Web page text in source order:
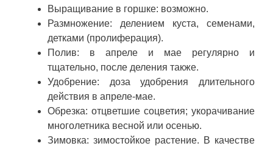
Выращивание в горшке: возможно.
Размножение: делением куста, семенами,
детками (пролиферация).
Полив: в апреле и мае регулярно и
тщательно, после деления также.
Удобрение: доза удобрения длительного
действия в апреле-мае.
Обрезка: отцветшие соцветия; укорачивание
многолетника весной или осенью.
Зимовка: зимостойкое растение. В качестве